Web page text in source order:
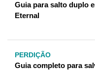
Guia para salto duplo
Eternal
PERDIÇÃO
Guia completo para